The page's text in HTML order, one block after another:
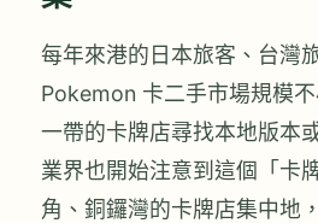
每年來港的日本旅客、台灣
Pokemon 卡二手市場規模
一帶的卡牌店尋找本地版本
業界也開始注意到這個「
角、銅鑼灣的卡牌店集中地